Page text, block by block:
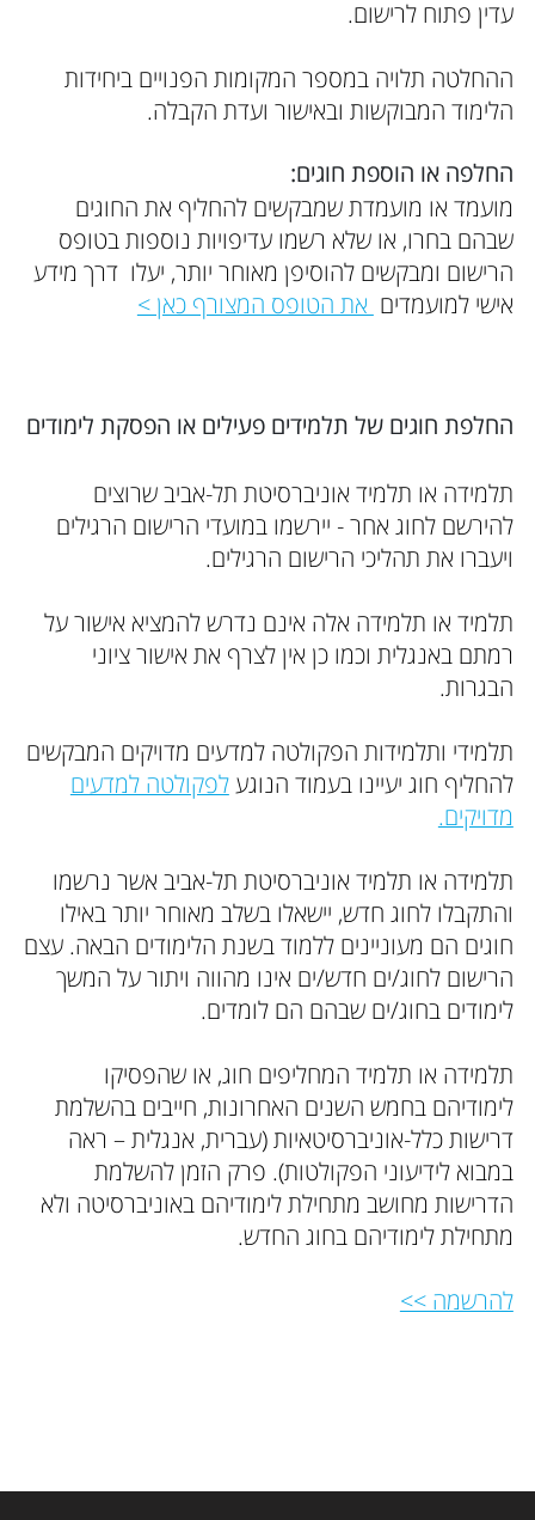
עדין פתוח לרישום.
ההחלטה תלויה במספר המקומות הפנויים ביחידות
הלימוד המבוקשות ובאישור ועדת הקבלה.
החלפה או הוספת חוגים:
מועמד או מועמדת שמבקשים להחליף את החוגים
שבהם בחרו, או שלא רשמו עדיפויות נוספות בטופס
הרישום ומבקשים להוסיפן מאוחר יותר, יעלו דרך מידע
אישי למועמדים את הטופס המצורף כאן >
החלפת חוגים של תלמידים פעילים או הפסקת לימודים
תלמידה או תלמיד אוניברסיטת תל-אביב שרוצים
להירשם לחוג אחר - יירשמו במועדי הרישום הרגילים
ויעברו את תהליכי הרישום הרגילים.
תלמיד או תלמידה אלה אינם נדרש להמציא אישור על
רמתם באנגלית וכמו כן אין לצרף את אישור ציוני
הבגרות.
תלמידי ותלמידות הפקולטה למדעים מדויקים המבקשים
להחליף חוג יעיינו בעמוד הנוגעלפקולטה למדעים
מדויקים.
תלמידה או תלמיד אוניברסיטת תל-אביב אשר נרשמו
והתקבלו לחוג חדש, יישאלו בשלב מאוחר יותר באילו
חוגים הם מעוניינים ללמוד בשנת הלימודים הבאה. עצם
הרישום לחוג/ים חדש/ים אינו מהווה ויתור על המשך
לימודים בחוג/ים שבהם הם לומדים.
תלמידה או תלמיד המחליפים חוג, או שהפסיקו
לימודיהם בחמש השנים האחרונות, חייבים בהשלמת
דרישות כלל-אוניברסיטאיות (עברית, אנגלית – ראה
במבוא לידיעוני הפקולטות). פרק הזמן להשלמת
הדרישות מחושב מתחילת לימודיהם באוניברסיטה ולא
מתחילת לימודיהם בחוג החדש.
להרשמה >>